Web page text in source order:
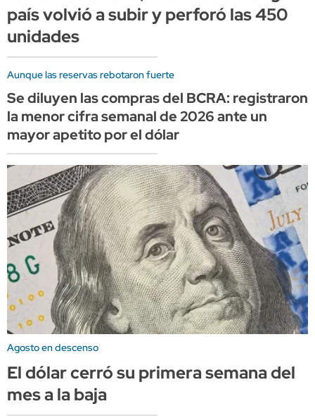
país volvió a subir y perforó las 450
unidades
Aunque las reservas rebotaron fuerte
Se diluyen las compras del BCRA: registraron
la menor cifra semanal de 2026 ante un
mayor apetito por el dólar
Agosto en descenso
El dólar cerró su primera semana del
mes a la baja